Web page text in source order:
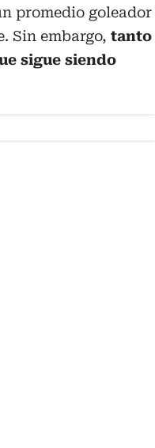
promedio goleador
Sin embargo, tanto
sigue siendo